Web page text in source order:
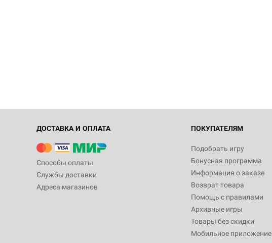
ДОСТАВКА И ОПЛАТА
Способы оплаты
Службы доставки
Адреса магазинов
ПОКУПАТЕЛЯМ
Подобрать игру
Бонусная программа
Информация о заказе
Возврат товара
Помощь с правилами
Архивные игры
Товары без скидки
Мобильное приложение